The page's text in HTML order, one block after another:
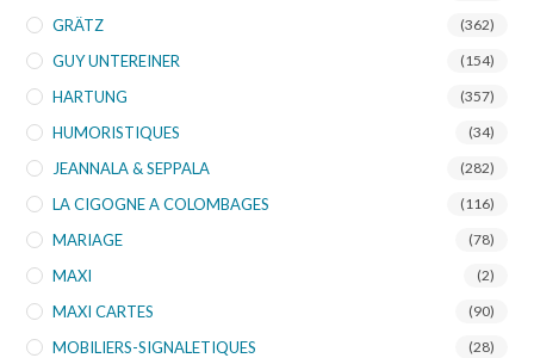
GRÄTZ (362)
GUY UNTEREINER (154)
HARTUNG (357)
HUMORISTIQUES (34)
JEANNALA & SEPPALA (282)
LA CIGOGNE A COLOMBAGES (116)
MARIAGE (78)
MAXI (2)
MAXI CARTES (90)
MOBILIERS-SIGNALETIQUES (28)